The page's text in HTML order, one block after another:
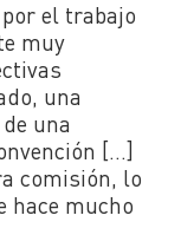
el trabajo
muy
una
una
[…]
comisión, lo
hace mucho